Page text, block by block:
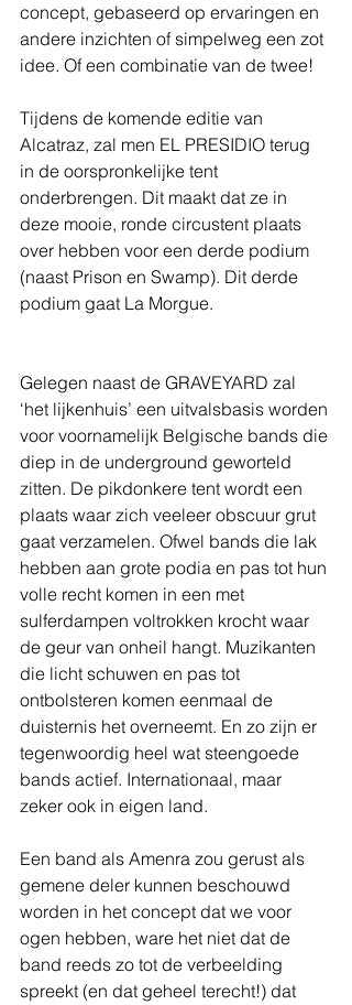
concept, gebaseerd op ervaringen en
andere inzichten of simpelweg een zot
idee. Of een combinatie van de twee!
Tijdens de komende editie van
Alcatraz, zal men EL PRESIDIO terug
in de oorspronkelijke tent
onderbrengen. Dit maakt dat ze in
deze mooie, ronde circustent plaats
over hebben voor een derde podium
(naast Prison en Swamp). Dit derde
podium gaat La Morgue.
Gelegen naast de GRAVEYARD zal
‘het lijkenhuis’ een uitvalsbasis worden
voor voornamelijk Belgische bands die
diep in de underground geworteld
zitten. De pikdonkere tent wordt een
plaats waar zich veeleer obscuur grut
gaat verzamelen. Ofwel bands die lak
hebben aan grote podia en pas tot hun
volle recht komen in een met
sulferdampen voltrokken krocht waar
de geur van onheil hangt. Muzikanten
die licht schuwen en pas tot
ontbolsteren komen eenmaal de
duisternis het overneemt. En zo zijn er
tegenwoordig heel wat steengoede
bands actief. Internationaal, maar
zeker ook in eigen land.
Een band als Amenra zou gerust als
gemene deler kunnen beschouwd
worden in het concept dat we voor
ogen hebben, ware het niet dat de
band reeds zo tot de verbeelding
spreekt (en dat geheel terecht!) dat